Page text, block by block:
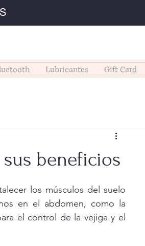
Lubricantes Gift Card
beneficios
los músculos del suelo
en el abdomen, como la
el control de la vejiga y el